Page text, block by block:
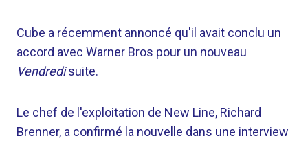
Cube a récemment annoncé qu'il avait conclu un
accord avec Warner Bros pour un nouveau
Vendredisuite.
Le chef de l'exploitation de New Line, Richard
Brenner, a confirmé la nouvelle dans une interview